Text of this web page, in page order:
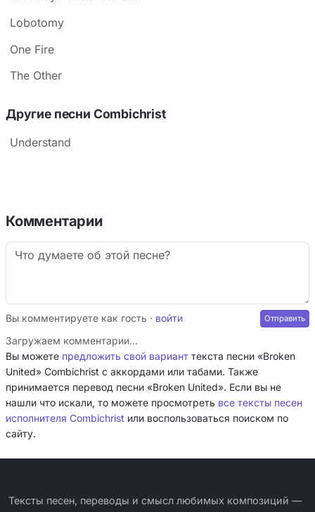
Lobotomy
One Fire
The Other
Другие песни Combichrist
Understand
Комментарии
Вы комментируете как гость · войти
Загружаем комментарии…
Вы можете предложить свой вариант текста песни «Broken
United» Combichrist с аккордами или табами. Также
принимается перевод песни «Broken United». Если вы не
нашли что искали, то можете просмотреть все тексты песен
исполнителя Combichrist или воспользоваться поиском по
сайту.
Тексты песен, переводы и смысл любимых композиций —